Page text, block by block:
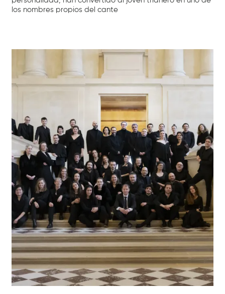
los nombres propios del cante